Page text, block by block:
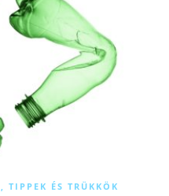
, TIPPEK ÉS TRÜKKÖK